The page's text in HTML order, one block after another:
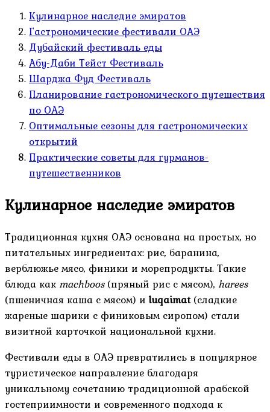
Кулинарное наследие эмиратов
Гастрономические фестивали ОАЭ
Дубайский фестиваль еды
Абу-Даби Тейст Фестиваль
Шарджа Фуд Фестиваль
Планирование гастрономического путешествия
по ОАЭ
Оптимальные сезоны для гастрономических
открытий
Практические советы для гурманов-
путешественников
Кулинарное наследие эмиратов
Традиционная кухня ОАЭ основана на простых, но
питательных ингредиентах: рис, баранина,
верблюжье мясо, финики и морепродукты. Такие
блюда как machboos(пряный рис с мясом), harees
(пшеничная каша с мясом) и luqaimat(сладкие
жареные шарики с финиковым сиропом) стали
визитной карточкой национальной кухни.
Фестивали еды в ОАЭ превратились в популярное
туристическое направление благодаря
уникальному сочетанию традиционной арабской
гостеприимности и современного подхода к